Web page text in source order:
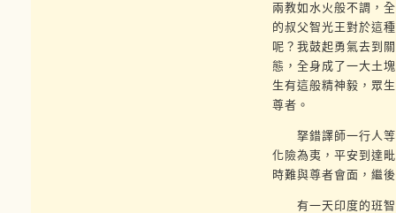
兩教如水火般不調，
的叔父智光王對於這
呢？我鼓起勇氣去到
態，全身成了一大土
生有這般精神毅，眾
尊者。
拏錯譯師一行人等
化險為夷，平安到達
時難與尊者會面，繼
有一天印度的班智